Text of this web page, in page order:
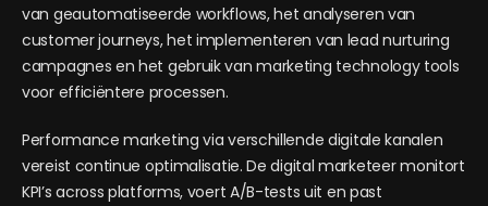
van geautomatiseerde workflows, het analyseren van
customer journeys, het implementeren van lead nurturing
campagnes en het gebruik van marketing technology tools
voor efficiëntere processen.
Performance marketing via verschillende digitale kanalen
vereist continue optimalisatie. De digital marketeer monitort
KPI’s across platforms, voert A/B-tests uit en past